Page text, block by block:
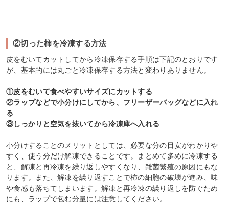
②切った柿を冷凍する方法
皮をむいてカットしてから冷凍保存する手順は下記のとおりです
が、基本的には丸ごと冷凍保存する方法と変わりありません。
①皮をむいて食べやすいサイズにカットする
②ラップなどで小分けにしてから、フリーザーバッグなどに入れ
る
③しっかりと空気を抜いてから冷凍庫へ入れる
小分けすることのメリットとしては、必要な分の目安がわかりや
すく、使う分だけ解凍できることです。まとめて多めに冷凍する
と、解凍と再冷凍を繰り返しやすくなり、雑菌繁殖の原因にもな
ります。また、解凍を繰り返すことで柿の細胞の破壊が進み、味
や食感も落ちてしまいます。解凍と再冷凍の繰り返しを防ぐため
にも、ラップで包む分量には注意してください。